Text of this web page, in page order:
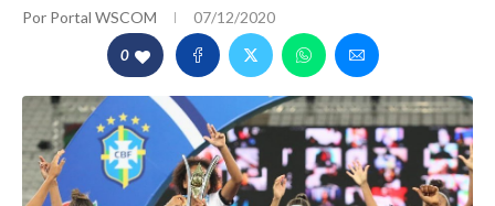
Por Portal WSCOM 07/12/2020
0